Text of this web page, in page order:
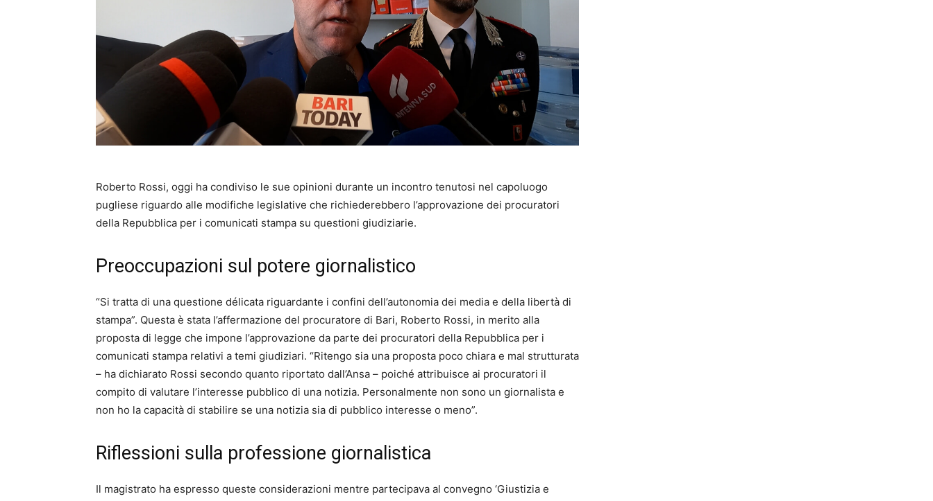
Roberto Rossi, oggi ha condiviso le sue opinioni durante un incontro tenutosi nel capoluogo
pugliese riguardo alle modifiche legislative che richiederebbero l’approvazione dei procuratori
della Repubblica per i comunicati stampa su questioni giudiziarie.
Preoccupazioni sul potere giornalistico
“Si tratta di una questione délicata riguardante i confini dell’autonomia dei media e della libertà di
stampa”. Questa è stata l’affermazione del procuratore di Bari, Roberto Rossi, in merito alla
proposta di legge che impone l’approvazione da parte dei procuratori della Repubblica per i
comunicati stampa relativi a temi giudiziari. “Ritengo sia una proposta poco chiara e mal strutturata
– ha dichiarato Rossi secondo quanto riportato dall’Ansa – poiché attribuisce ai procuratori il
compito di valutare l’interesse pubblico di una notizia. Personalmente non sono un giornalista e
non ho la capacità di stabilire se una notizia sia di pubblico interesse o meno”.
Riflessioni sulla professione giornalistica
Il magistrato ha espresso queste considerazioni mentre partecipava al convegno ‘Giustizia e